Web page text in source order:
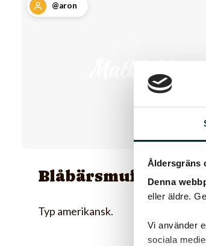
Åldersgräns
Denna
eller äldre.
Vi använder
sociala
@aron
Blåbärsmuffins
Typ amerikansk.